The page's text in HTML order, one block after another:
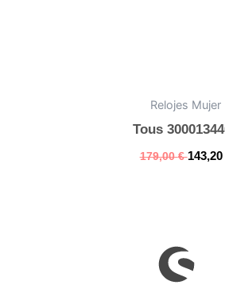
Relojes Mujer
Tous
179,00€ 143,20